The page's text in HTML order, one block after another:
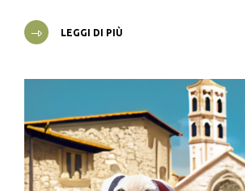
LEGGI DI PIÙ